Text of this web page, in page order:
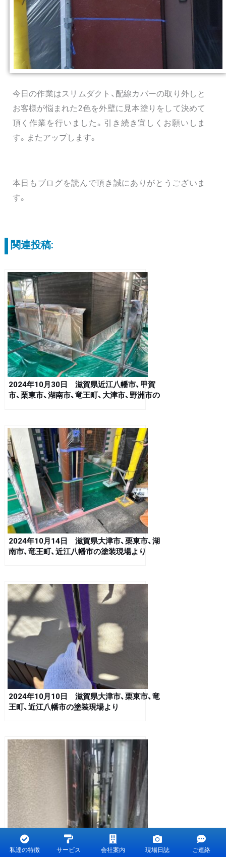
今日の作業はスリムダクト、配線カバーの取り外しと
お客様が悩まれた2色を外壁に見本塗りをして決めて
頂く作業を行いました。引き続き宜しくお願いしま
す。またアップします。
本日もブログを読んで頂き誠にありがとうございま
す。
関連投稿:
2024年10月30日 滋賀県近江八幡市、甲賀
市、栗東市、湖南市、竜王町、大津市、野洲市の
2024年10月14日 滋賀県大津市、栗東市、湖
南市、竜王町、近江八幡市の塗装現場より
2024年10月10日 滋賀県大津市、栗東市、竜
王町、近江八幡市の塗装現場より
私達の特徴 サービス 会社案内 現場日誌 ご連絡